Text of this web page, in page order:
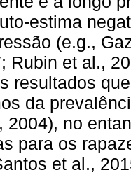
estima
(e.g.,
Rubin et al.,
resultados
da
2004), no
para os
et al.,